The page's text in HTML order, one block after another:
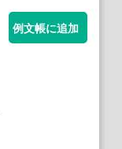
例文帳に追加